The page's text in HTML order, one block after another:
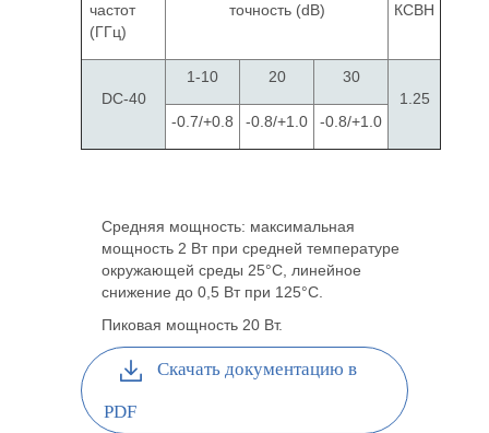
частот
(ГГц)
точность (dB)
КСВН
DC-40
1-10 20
30
1.25
-0.7/+0.8
-0.8/+1.0 -0.8/+1.0
Средняя мощность: максимальная
мощность 2 Вт при средней температуре
окружающей среды 25°C, линейное
снижение до 0,5 Вт при 125°C.
Пиковая мощность 20 Вт.
Скачать документацию в
PDF